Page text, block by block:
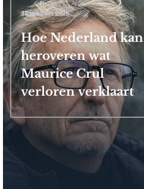
18 januari 2026
Hoe Nederland kan
heroveren wat
Maurice Crul
verloren verklaart
dwingt